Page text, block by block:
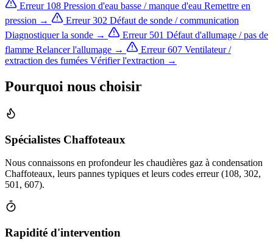
Erreur 108 Pression d'eau basse / manque d'eau Remettre en
pression →
Erreur 302 Défaut de sonde / communication
Diagnostiquer la sonde →
Erreur 501 Défaut d'allumage / pas de
flamme Relancer l'allumage → Erreur 607 Ventilateur /
extraction des fumées Vérifier l'extraction →
Pourquoi nous choisir
Spécialistes Chaffoteaux
Nous connaissons en profondeur les chaudières gaz à condensation
Chaffoteaux, leurs pannes typiques et leurs codes erreur (108, 302,
501, 607).
Rapidité d'intervention